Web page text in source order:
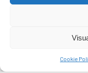
Cookie